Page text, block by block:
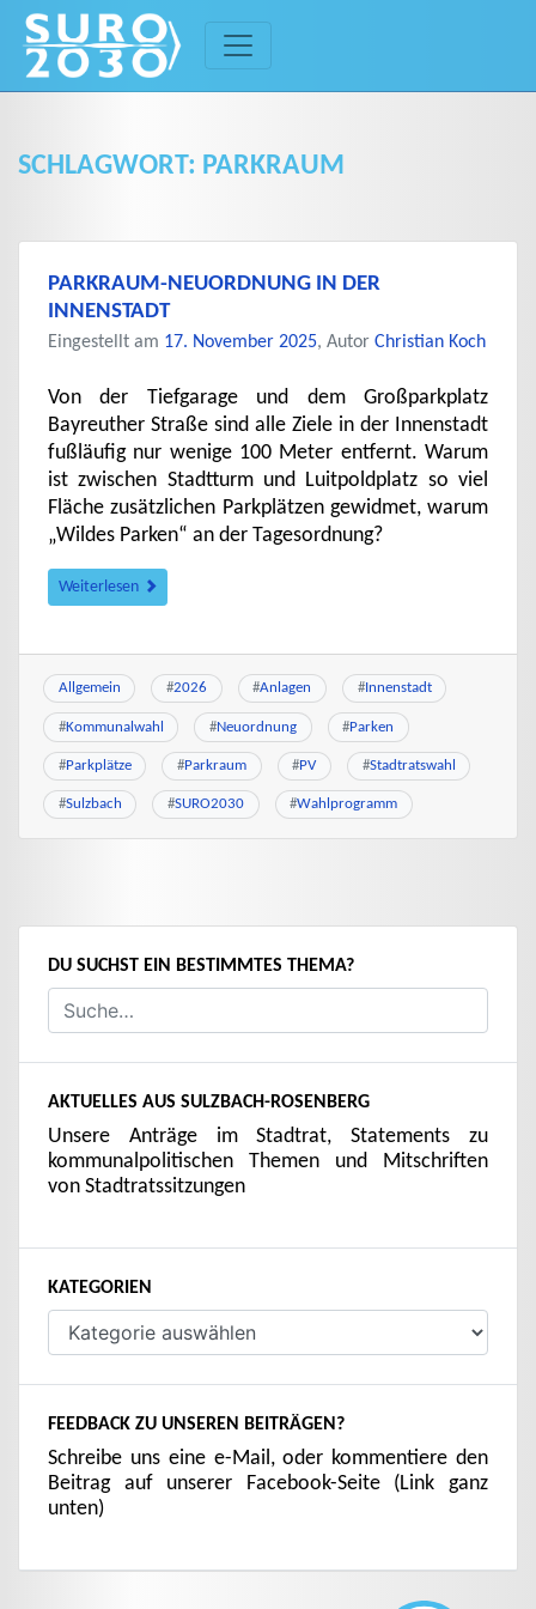
content
SCHLAGWORT: PARKRAUM
PARKRAUM-NEUORDNUNG IN DER
INNENSTADT
Eingestellt am 17. November 2025, Autor Christian Koch
Von der Tiefgarage und dem Großparkplatz
Bayreuther Straße sind alle Ziele in der Innenstadt
fußläufig nur wenige 100 Meter entfernt. Warum
ist zwischen Stadtturm und Luitpoldplatz so viel
Fläche zusätzlichen Parkplätzen gewidmet, warum
„Wildes Parken“ an der Tagesordnung?
Weiterlesen
Allgemein #2026 #Anlagen #Innenstadt
#Kommunalwahl #Neuordnung #Parken
#Parkplätze #Parkraum #PV #Stadtratswahl
#Sulzbach #SURO2030 #Wahlprogramm
DU SUCHST EIN BESTIMMTES THEMA?
AKTUELLES AUS SULZBACH-ROSENBERG
Unsere Anträge im Stadtrat, Statements zu
kommunalpolitischen Themen und Mitschriften
von Stadtratssitzungen
KATEGORIEN
Kategorien
FEEDBACK ZU UNSEREN BEITRÄGEN?
Schreibe uns eine e-Mail, oder kommentiere den
Beitrag auf unserer Facebook-Seite (Link ganz
unten)